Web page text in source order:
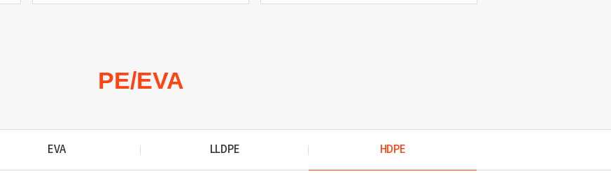
PE/EVA
EVA LLDPE HDPE